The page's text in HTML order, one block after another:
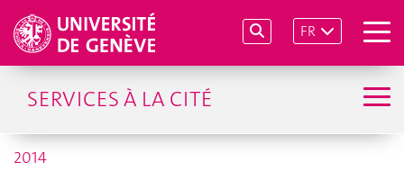
FR
SERVICES À LA CITÉ
2014